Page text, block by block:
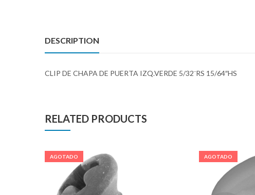
DESCRIPTION
CLIP DE CHAPA DE PUERTA IZQ.VERDE 5/32¨RS 15/64″HS
RELATED PRODUCTS
AGOTADO AGOTADO